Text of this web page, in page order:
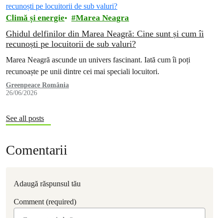
Climă și energie Marea Neagra
Ghidul delfinilor din Marea Neagră: Cine sunt și cum îi
recunoști pe locuitorii de sub valuri?
Marea Neagră ascunde un univers fascinant. Iată cum îi poți
recunoaște pe unii dintre cei mai speciali locuitori.
Greenpeace România
26/06/2026
See all posts
Comentarii
Adaugă răspunsul tău
Comment (required)